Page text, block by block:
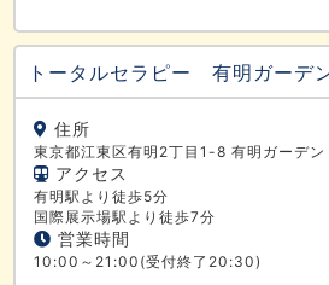
トータルセラピー 有明ガーデ
住所
東京都江東区有明2丁目1-8 有明ガーデ
アクセス
有明駅より徒歩5分
国際展示場駅より徒歩7分
営業時間
10:00～21:00(受付終了20:30)